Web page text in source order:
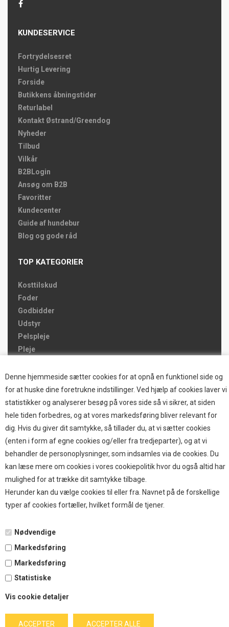
Denne hjemmeside sætter cookies for at opnå en funktionel side og
for at huske dine foretrukne indstillinger. Ved hjælp af cookies laver vi
statistikker og analyserer besøg på vores side så vi sikrer, at siden
hele tiden forbedres, og at vores markedsføring bliver relevant for
dig. Hvis du giver dit samtykke, så tillader du, at vi sætter cookies
(enten i form af egne cookies og/eller fra tredjeparter), og at vi
behandler de personoplysninger, som indsamles via de cookies. Du
kan læse mere om cookies i vores cookiepolitik hvor du også altid har
mulighed for at trække dit samtykke tilbage.
Herunder kan du vælge cookies til eller fra. Navnet på de forskellige
typer af cookies fortæller, hvilket formål de tjener.
Nødvendige
Markedsføring
Markedsføring
Statistiske
Vis cookie detaljer
KUNDESERVICE
Fortrydelsesret
Hurtig Levering
Forside
Butikkens åbningstider
Returlabel
Kontakt Østrand/Greendog
Nyheder
Tilbud
Vilkår
B2BLogin
Ansøg om B2B
Favoritter
Kundecenter
Guide af hundebur
Blog og gode råd
TOP KATEGORIER
Kosttilskud
Foder
Godbidder
Udstyr
Pelspleje
Pleje
Brands
TOP BRANDS
HOKAMIX
HVALPESTART RAIZUP
Thule hundbure
GRAU
STARMARK
VARIOCAGE-MIMSAFE
TILMELD NYHEDSBREV
og nyheder i shoppen. Du kan til en hver tid afmelde igen.